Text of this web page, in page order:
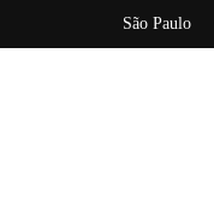
São Paulo